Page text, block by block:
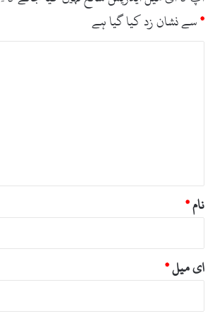
*سے نشان زد کیا گیا ہے
نام*
ای میل*